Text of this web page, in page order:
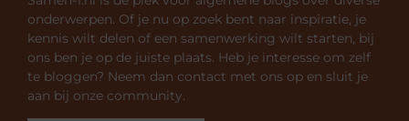
onderwerpen. Of je nu op zoek bent naar inspiratie, je
kennis wilt delen of een samenwerking wilt starten, bij
ons ben je op de juiste plaats. Heb je interesse om zelf
te bloggen? Neem dan contact met ons op en sluit je
aan bij onze community.